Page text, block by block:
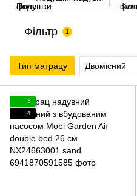
Фільтр 1
Тип матрацу Двомісний
3
4